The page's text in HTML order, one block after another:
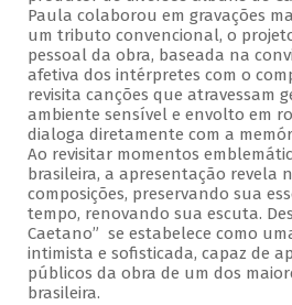
Paula colaborou em gravações
um tributo convencional, o
pessoal da obra, baseada na
afetiva dos intérpretes com o
revisita canções que atravessam
ambiente sensível e envolto em
dialoga diretamente com a
Ao revisitar momentos
brasileira, a apresentação revela
composições, preservando sua
tempo, renovando sua escuta.
Caetano” se estabelece como
intimista e sofisticada, capaz de
públicos da obra de um dos
brasileira.